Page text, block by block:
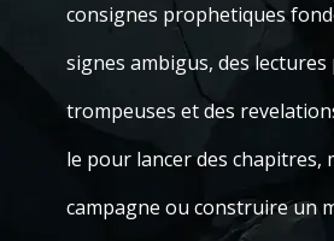
consignes prophetiques
signes ambigus, des lectures
trompeuses et des
le pour lancer des chapitres,
campagne ou construire un